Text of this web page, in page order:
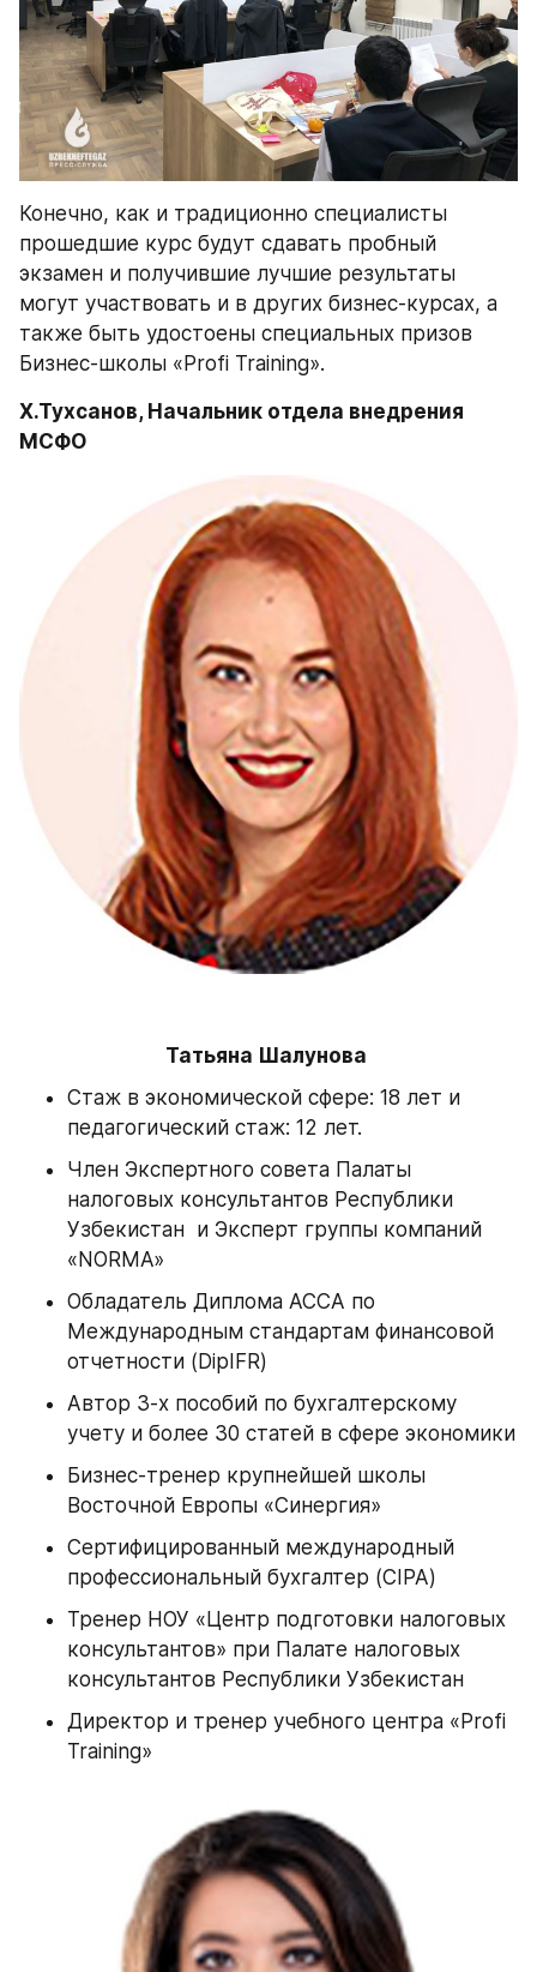
Конечно, как и традиционно специалисты
прошедшие курс будут сдавать пробный
экзамен и получившие лучшие результаты
могут участвовать и в других бизнес-курсах, а
также быть удостоены специальных призов
Бизнес-школы «Profi Training».
Х.Тухсанов, Начальник отдела внедрения
МСФО
Татьяна Шалунова
Стаж в экономической сфере: 18 лет и
педагогический стаж: 12 лет.
Член Экспертного совета Палаты
налоговых консультантов Республики
Узбекистан  и Эксперт группы компаний
«NORMA»
Обладатель Диплома ACCA по
Международным стандартам финансовой
отчетности (DipIFR)
Автор 3-х пособий по бухгалтерскому
учету и более 30 статей в сфере экономики
Бизнес-тренер крупнейшей школы
Восточной Европы «Синергия»
Сертифицированный международный
профессиональный бухгалтер (CIPA)
Тренер НОУ «Центр подготовки налоговых
консультантов» при Палате налоговых
консультантов Республики Узбекистан
Директор и тренер учебного центра «Profi
Training»